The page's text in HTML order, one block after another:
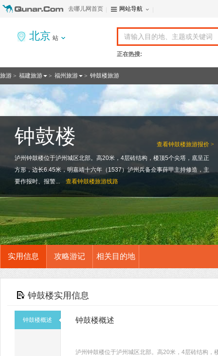
去哪儿网首页 网站导航
北京 站
正在热搜:
旅游 > 福建旅游 > 福州旅游 > 钟鼓楼旅游
查看钟鼓楼旅游报价 >
钟鼓楼
泸州钟鼓楼位于泸州城区北部。高20米，4层砖结构，楼顶5个尖塔，底呈正
方形，边长6.45米，明嘉靖十六年（1537）泸州兵备佥事薛甲主持修造，主
要作报时、报警...
查看钟鼓楼旅游线路
实用信息 攻略游记 相关目的地
钟鼓楼实用信息
钟鼓楼概述 钟鼓楼概述
泸州钟鼓楼位于泸州城区北部。高20米，4层砖结构